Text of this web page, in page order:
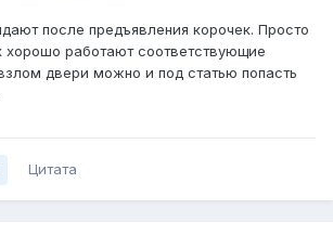
после предъявления корочек. Просто
хорошо работают соответствующие
двери можно и под статью попасть
Цитата